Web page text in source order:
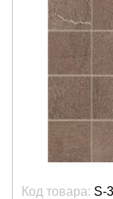
Код товара: S-